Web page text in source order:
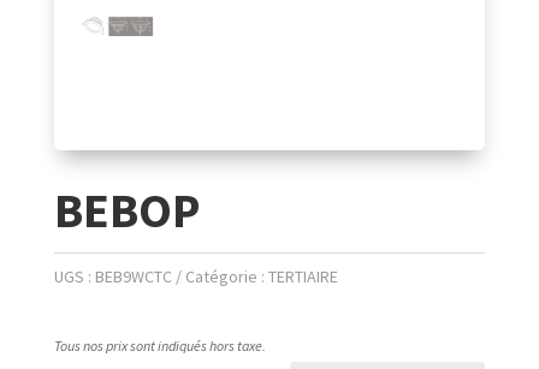
BEBOP
UGS : BEB9WCTC Catégorie : TERTIAIRE
Tous nos prix sont indiqués hors taxe.